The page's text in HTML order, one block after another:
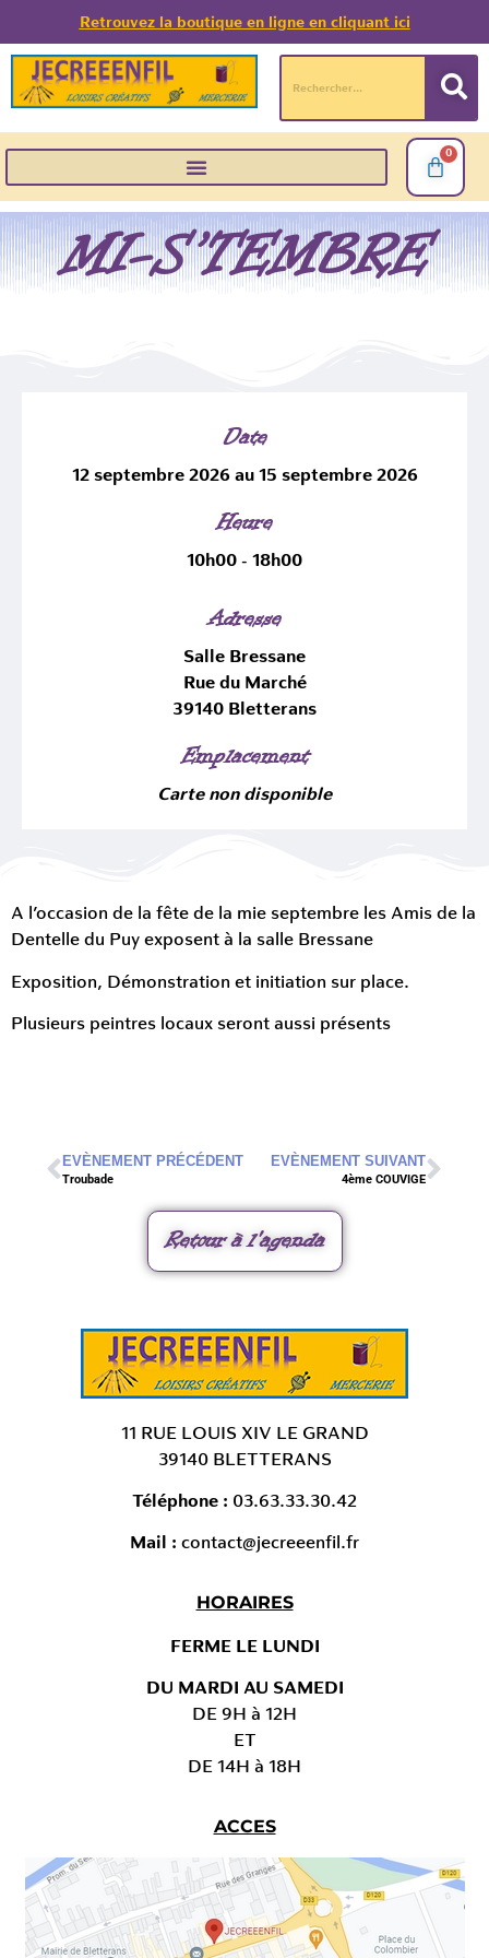
Retrouvez la boutique en ligne en cliquant ici
0
MI-S’TEMBRE
Date
12 septembre 2026 au 15 septembre 2026
Heure
10h00 - 18h00
Adresse
Salle Bressane
Rue du Marché
39140 Bletterans
Emplacement
Carte non disponible
A l’occasion de la fête de la mie septembre les Amis de la
Dentelle du Puy exposent à la salle Bressane
Exposition, Démonstration et initiation sur place.
Plusieurs peintres locaux seront aussi présents
EVÈNEMENT PRÉCÉDENT
Troubade
EVÈNEMENT SUIVANT
4ème COUVIGE
Retour à l'agenda
11 RUE LOUIS XIV LE GRAND
39140 BLETTERANS
Téléphone : 03.63.33.30.42
Mail : contact@jecreeenfil.fr
HORAIRES
FERME LE LUNDI
DU MARDI AU SAMEDI
DE 9H à 12H
ET
DE 14H à 18H
ACCES